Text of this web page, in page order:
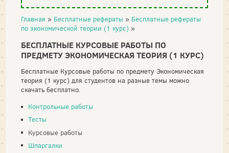
Главная » Бесплатные рефераты » Бесплатные рефераты
по экономической теории (1 курс) »
БЕСПЛАТНЫЕ КУРСОВЫЕ РАБОТЫ ПО
ПРЕДМЕТУ ЭКОНОМИЧЕСКАЯ ТЕОРИЯ (1 КУРС)
Бесплатные Курсовые работы по предмету Экономическая
теория (1 курс) для студентов на разные темы можно
скачать бесплатно.
Контрольные работы
Тесты
Курсовые работы
Шпаргалки